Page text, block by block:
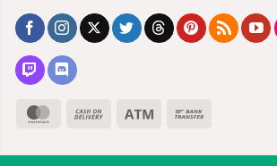
MasterCard
Cash
Delivery
Atm